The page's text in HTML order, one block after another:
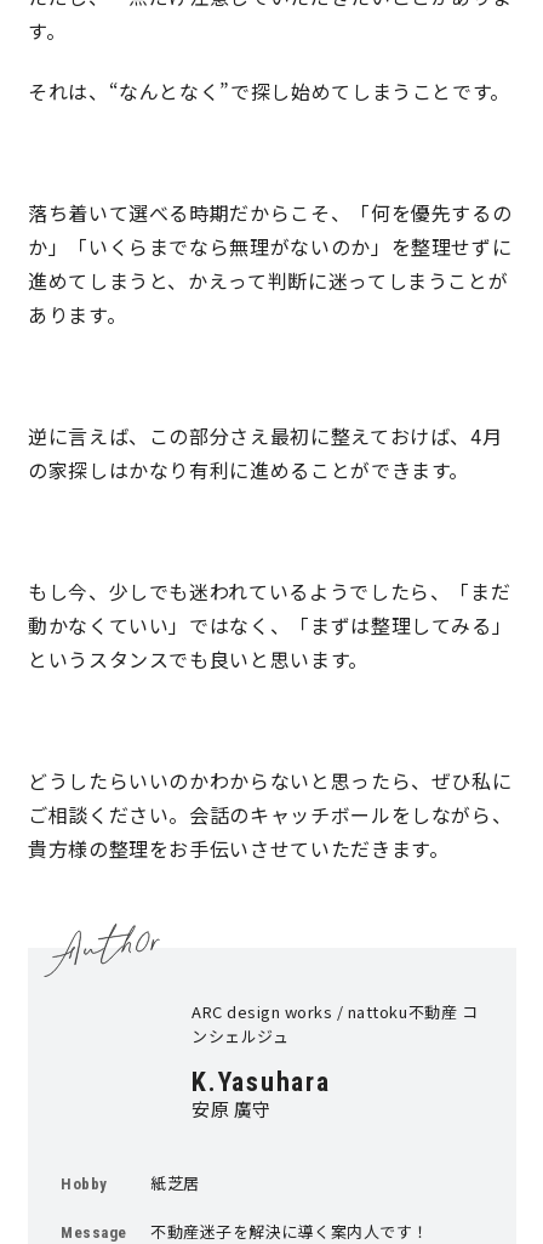
す。
それは、“なんとなく”で探し始めてしまうことです。
落ち着いて選べる時期だからこそ、「何を優先するの
か」「いくらまでなら無理がないのか」を整理せずに
進めてしまうと、かえって判断に迷ってしまうことが
あります。
逆に言えば、この部分さえ最初に整えておけば、4月
の家探しはかなり有利に進めることができます。
もし今、少しでも迷われているようでしたら、「まだ
動かなくていい」ではなく、「まずは整理してみる」
というスタンスでも良いと思います。
どうしたらいいのかわからないと思ったら、ぜひ私に
ご相談ください。会話のキャッチボールをしながら、
貴方様の整理をお手伝いさせていただきます。
ARC design works / nattoku不動産 コ
ンシェルジュ
K.Yasuhara
安原 廣守
Hobby 紙芝居
Message 不動産迷子を解決に導く案内人です！